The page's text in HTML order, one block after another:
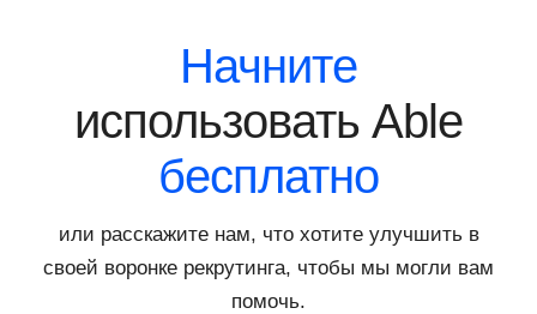
всестороннее представление о
потенциале кандидата, экономя при этом
Начните
использовать Able
бесплатно
или расскажите нам, что хотите улучшить в
своей воронке рекрутинга, чтобы мы могли вам
помочь.